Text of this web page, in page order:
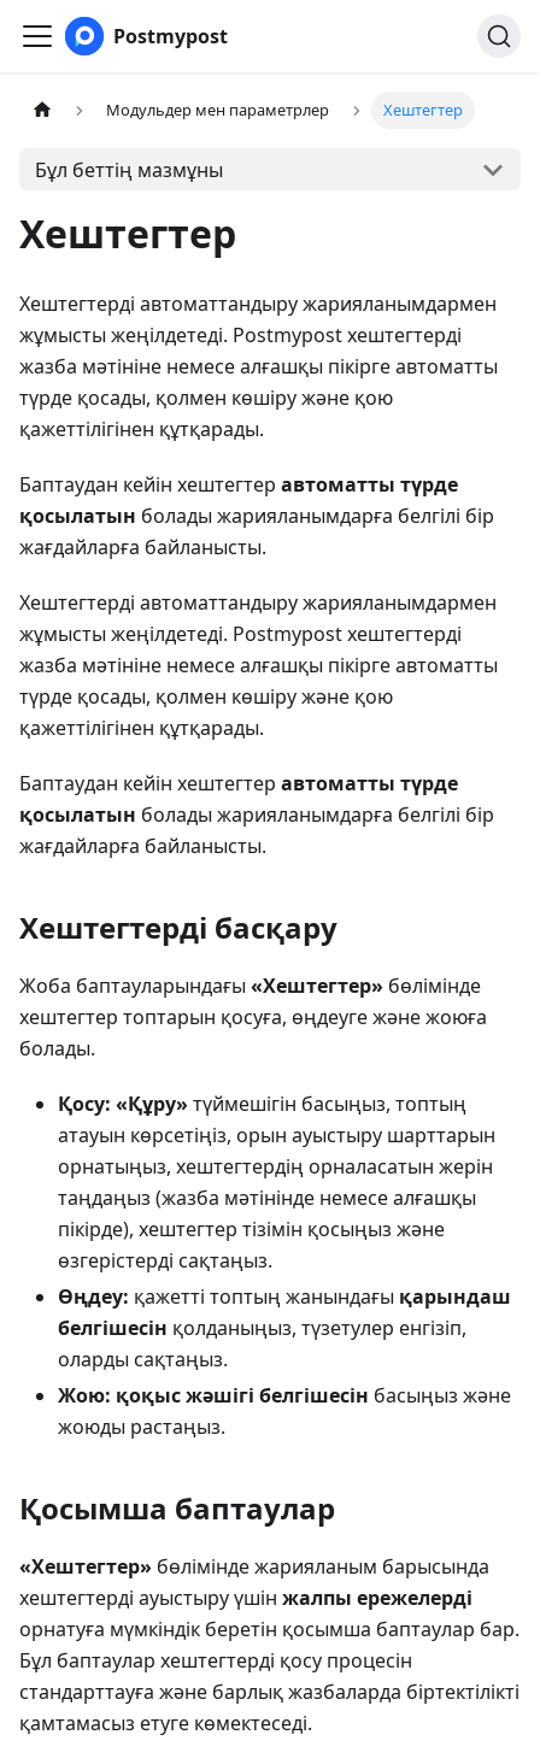
Postmypost
Модульдер мен параметрлер Хештегтер
Бұл беттің мазмұны
Хештегтер
Хештегтерді автоматтандыру жарияланымдармен
жұмысты жеңілдетеді. Postmypost хештегтерді
жазба мәтініне немесе алғашқы пікірге автоматты
түрде қосады, қолмен көшіру және қою
қажеттілігінен құтқарады.
Баптаудан кейін хештегтер автоматты түрде
қосылатын болады жарияланымдарға белгілі бір
жағдайларға байланысты.
Хештегтерді автоматтандыру жарияланымдармен
жұмысты жеңілдетеді. Postmypost хештегтерді
жазба мәтініне немесе алғашқы пікірге автоматты
түрде қосады, қолмен көшіру және қою
қажеттілігінен құтқарады.
Баптаудан кейін хештегтер автоматты түрде
қосылатын болады жарияланымдарға белгілі бір
жағдайларға байланысты.
Хештегтерді басқару
Жоба баптауларындағы «Хештегтер» бөлімінде
хештегтер топтарын қосуға, өңдеуге және жоюға
болады.
Қосу: «Құру» түймешігін басыңыз, топтың
атауын көрсетіңіз, орын ауыстыру шарттарын
орнатыңыз, хештегтердің орналасатын жерін
таңдаңыз (жазба мәтінінде немесе алғашқы
пікірде), хештегтер тізімін қосыңыз және
өзгерістерді сақтаңыз.
Өңдеу: қажетті топтың жанындағы қарындаш
белгішесін қолданыңыз, түзетулер енгізіп,
оларды сақтаңыз.
Жою: қоқыс жәшігі белгішесін басыңыз және
жоюды растаңыз.
Қосымша баптаулар
«Хештегтер» бөлімінде жарияланым барысында
хештегтерді ауыстыру үшін жалпы ережелерді
орнатуға мүмкіндік беретін қосымша баптаулар бар.
Бұл баптаулар хештегтерді қосу процесін
стандарттауға және барлық жазбаларда біртектілікті
қамтамасыз етуге көмектеседі.